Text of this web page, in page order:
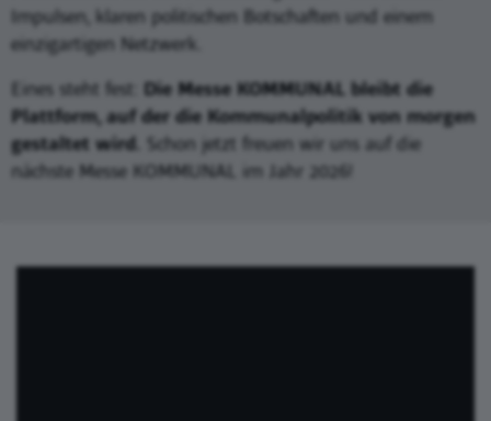
Impulsen, klaren politischen Botschaften und einem
einzigartigen Netzwerk.
Eines steht fest: Die Messe KOMMUNAL bleibt die
Plattform, auf der die Kommunalpolitik von morgen
gestaltet wird. Schon jetzt freuen wir uns auf die
nächste Messe KOMMUNAL im Jahr 2026!